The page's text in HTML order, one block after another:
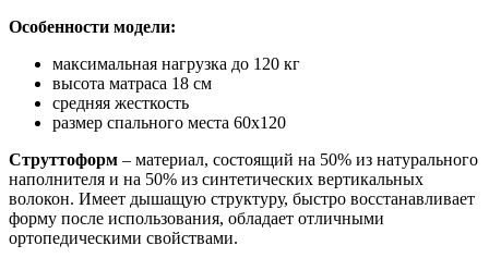
Особенности модели:
максимальная нагрузка до 120 кг
высота матраса 18 см
средняя жесткость
размер спального места 60х120
Струттоформ – материал, состоящий на 50% из натурального
наполнителя и на 50% из синтетических вертикальных
волокон. Имеет дышащую структуру, быстро восстанавливает
форму после использования, обладает отличными
ортопедическими свойствами.